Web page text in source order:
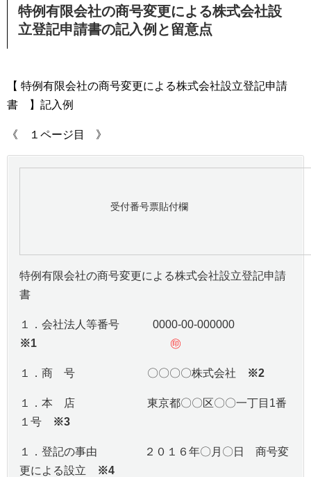
特例有限会社の商号変更による株式会社設
立登記申請書の記入例と留意点
【 特例有限会社の商号変更による株式会社設立登記申請
書 】記入例
《 １ページ目 》
受付番号票貼付欄
特例有限会社の商号変更による株式会社設立登記申請
書
１．会社法人等番号 0000-00-000000
※1
㊞
１．商 号 〇〇〇〇株式会社 ※2
１．本 店 東京都〇〇区〇〇一丁目1番
１号
※3
１．登記の事由 ２０１６年〇月〇日 商号変
更による設立
※4